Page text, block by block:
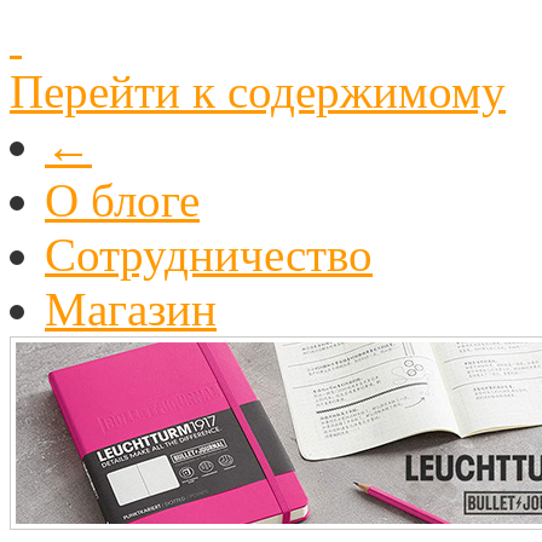
Перейти к содержимому
←
О блоге
Cотрудничество
Магазин